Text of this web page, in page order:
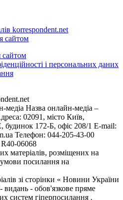
korrespondent.net
сайтом
сайтом
і персональних даних
медіа Назва онлайн-медіа –
02091, місто Київ,
172-Б, офіс 208/1 E-mail:
Телефон: 044-205-43-00
R40-06068
матеріалів, розміщених на
умови посилання на
зі сторінки « Новини України
- видань - обов'язкове пряме
систем гіперпосилання .